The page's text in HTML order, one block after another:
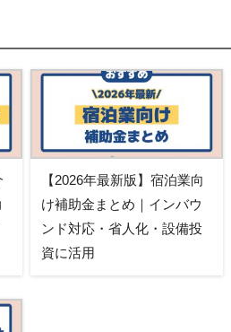
【2026年最新版】宿泊業向
け補助金まとめ｜インバウ
ンド対応・省人化・設備投
資に活用